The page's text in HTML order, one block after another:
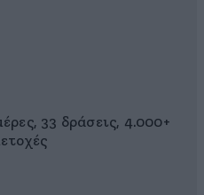
33 δράσεις, 4.000+